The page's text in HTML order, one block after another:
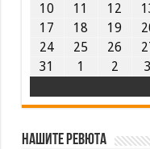
10
11 12
17
18 19
24
25 26
31
1 2 3
Нашите ревюта